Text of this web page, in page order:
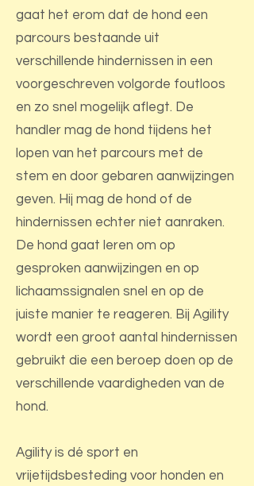
gaat het erom dat de hond een
parcours bestaande uit
verschillende hindernissen in een
voorgeschreven volgorde foutloos
en zo snel mogelijk aflegt. De
handler mag de hond tijdens het
lopen van het parcours met de
stem en door gebaren aanwijzingen
geven. Hij mag de hond of de
hindernissen echter niet aanraken.
De hond gaat leren om op
gesproken aanwijzingen en op
lichaamssignalen snel en op de
juiste manier te reageren. Bij Agility
wordt een groot aantal hindernissen
gebruikt die een beroep doen op de
verschillende vaardigheden van de
hond.
Agility is dé sport en
vrijetijdsbesteding voor honden en